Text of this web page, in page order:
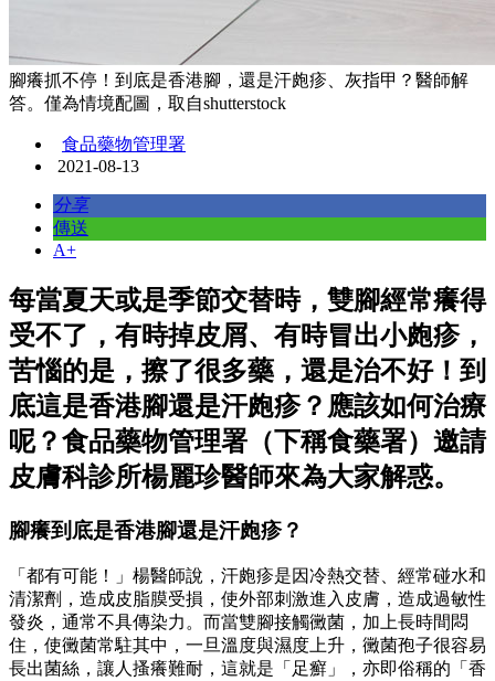
腳癢抓不停！到底是香港腳，還是汗皰疹、灰指甲？醫師解
答。僅為情境配圖，取自shutterstock
食品藥物管理署
2021-08-13
分享
傳送
A+
每當夏天或是季節交替時，雙腳經常癢得
受不了，有時掉皮屑、有時冒出小皰疹，
苦惱的是，擦了很多藥，還是治不好！到
底這是香港腳還是汗皰疹？應該如何治療
呢？食品藥物管理署（下稱食藥署）邀請
皮膚科診所楊麗珍醫師來為大家解惑。
腳癢到底是香港腳還是汗皰疹？
「都有可能！」楊醫師說，汗皰疹是因冷熱交替、經常碰水和
清潔劑，造成皮脂膜受損，使外部刺激進入皮膚，造成過敏性
發炎，通常不具傳染力。而當雙腳接觸黴菌，加上長時間悶
住，使黴菌常駐其中，一旦溫度與濕度上升，黴菌孢子很容易
長出菌絲，讓人搔癢難耐，這就是「足癬」，亦即俗稱的「香